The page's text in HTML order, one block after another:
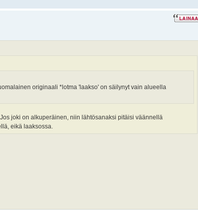
originaali *lotma 'laakso' on säilynyt vain alueella
joki on alkuperäinen, niin lähtösanaksi pitäisi väännellä
eikä laaksossa.